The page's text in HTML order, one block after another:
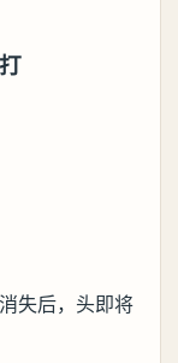
失后，头即将